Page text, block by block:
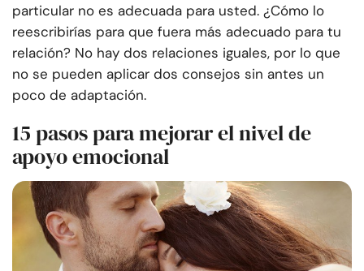
particular no es adecuada para usted. ¿Cómo lo
reescribirías para que fuera más adecuado para tu
relación? No hay dos relaciones iguales, por lo que
no se pueden aplicar dos consejos sin antes un
poco de adaptación.
15 pasos para mejorar el nivel de
apoyo emocional